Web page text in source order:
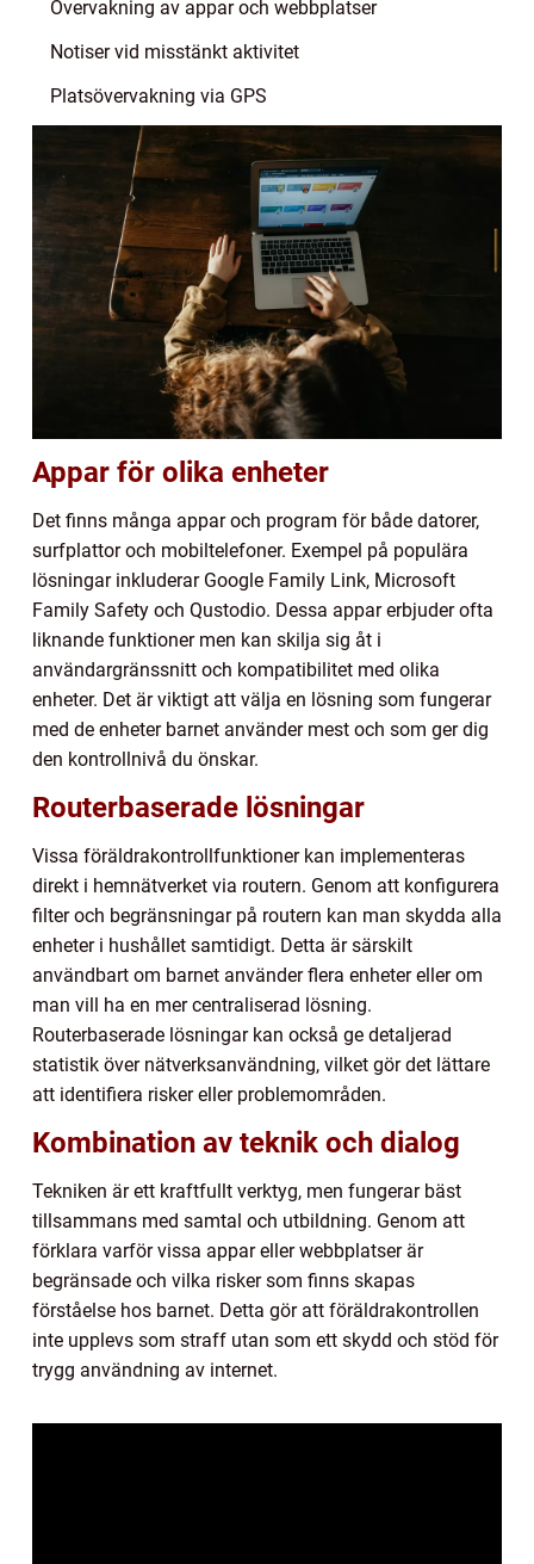
Övervakning av appar och webbplatser
Notiser vid misstänkt aktivitet
Platsövervakning via GPS
Appar för olika enheter
Det finns många appar och program för både datorer,
surfplattor och mobiltelefoner. Exempel på populära
lösningar inkluderar Google Family Link, Microsoft
Family Safety och Qustodio. Dessa appar erbjuder ofta
liknande funktioner men kan skilja sig åt i
användargränssnitt och kompatibilitet med olika
enheter. Det är viktigt att välja en lösning som fungerar
med de enheter barnet använder mest och som ger dig
den kontrollnivå du önskar.
Routerbaserade lösningar
Vissa föräldrakontrollfunktioner kan implementeras
direkt i hemnätverket via routern. Genom att konfigurera
filter och begränsningar på routern kan man skydda alla
enheter i hushållet samtidigt. Detta är särskilt
användbart om barnet använder flera enheter eller om
man vill ha en mer centraliserad lösning.
Routerbaserade lösningar kan också ge detaljerad
statistik över nätverksanvändning, vilket gör det lättare
att identifiera risker eller problemområden.
Kombination av teknik och dialog
Tekniken är ett kraftfullt verktyg, men fungerar bäst
tillsammans med samtal och utbildning. Genom att
förklara varför vissa appar eller webbplatser är
begränsade och vilka risker som finns skapas
förståelse hos barnet. Detta gör att föräldrakontrollen
inte upplevs som straff utan som ett skydd och stöd för
trygg användning av internet.